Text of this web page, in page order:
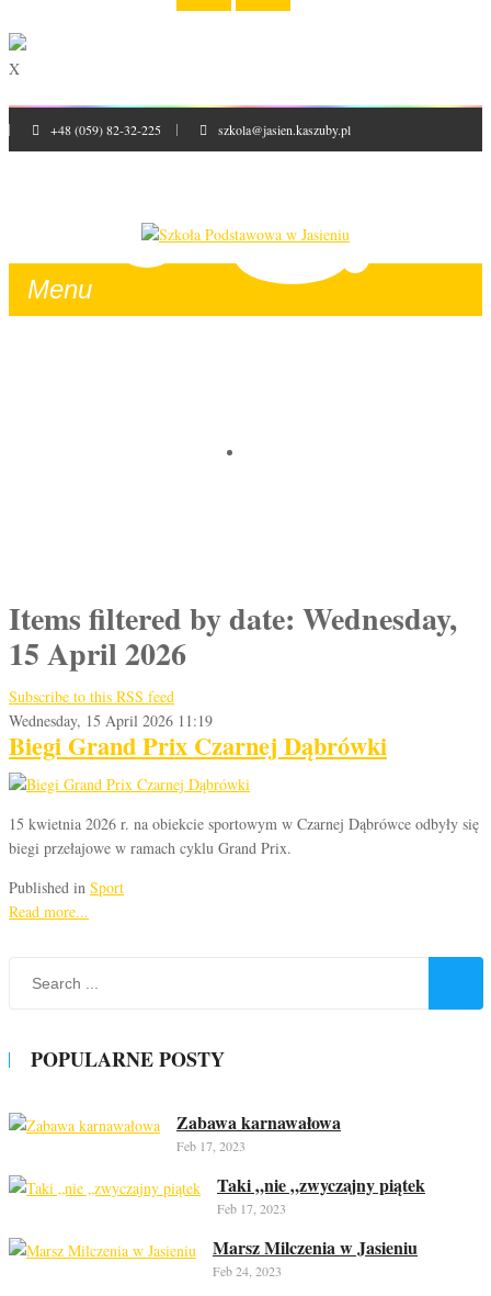
X
+48 (059) 82-32-225 szkola@jasien.kaszuby.pl
Menu
Items filtered by date: Wednesday,
15 April 2026
Subscribe to this RSS feed
Wednesday, 15 April 2026 11:19
Biegi Grand Prix Czarnej Dąbrówki
15 kwietnia 2026 r. na obiekcie sportowym w Czarnej Dąbrówce odbyły się
biegi przełajowe w ramach cyklu Grand Prix.
Published in Sport
Read more...
POPULARNE POSTY
Zabawa karnawałowa
Feb 17, 2023
Taki „nie „zwyczajny piątek
Feb 17, 2023
Marsz Milczenia w Jasieniu
Feb 24, 2023